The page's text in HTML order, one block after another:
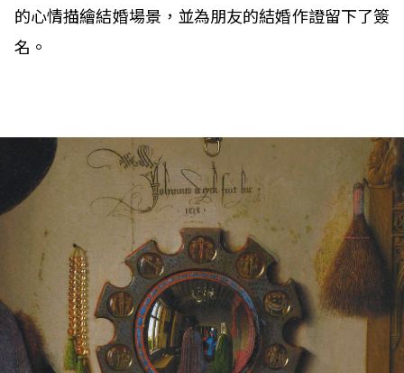
的心情描繪結婚場景，並為朋友的結婚作證留下了簽
名。